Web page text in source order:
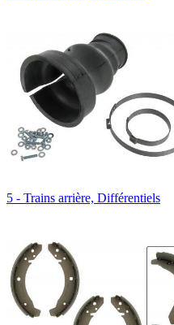
5 - Trains arrière, Différentiels